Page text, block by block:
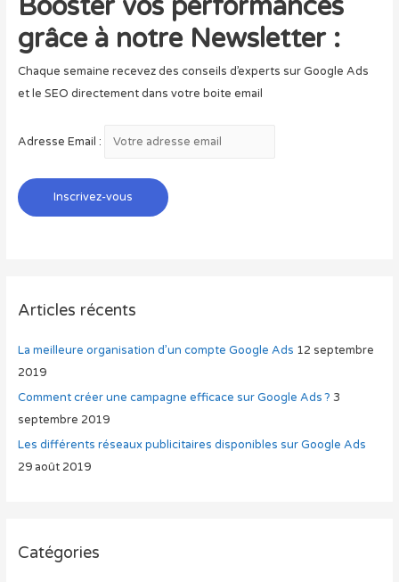
e
r
:
Booster vos performances
grâce à notre Newsletter :
Chaque semaine recevez des conseils d’experts sur Google Ads
et le SEO directement dans votre boite email
Adresse Email :
Articles récents
La meilleure organisation d’un compte Google Ads 12 septembre
2019
Comment créer une campagne efficace sur Google Ads ? 3
septembre 2019
Les différents réseaux publicitaires disponibles sur Google Ads
29 août 2019
Catégories